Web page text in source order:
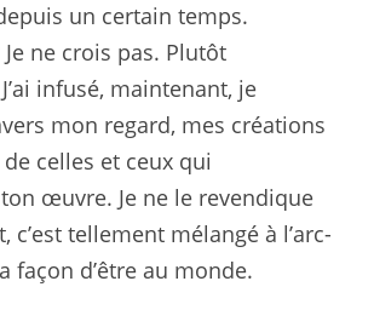
un certain temps.
ne crois pas. Plutôt
infusé, maintenant, je
mon regard, mes créations
celles et ceux qui
œuvre. Je ne le revendique
c’est tellement mélangé à l’arc-
façon d’être au monde.